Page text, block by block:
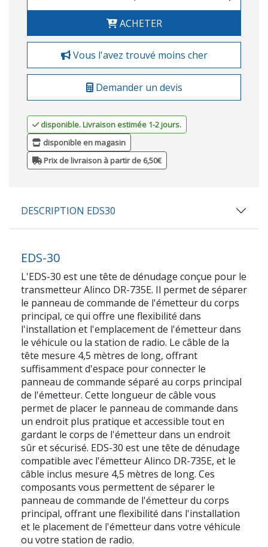
ACHETER
Vous l'avez trouvé moins cher
Demander un devis
disponible. Livraison estimée 1-2 jours.
disponible en magasin
Prix de livraison à partir de 6,50€
DESCRIPTION EDS30
EDS-30
L'EDS-30 est une tête de dénudage conçue pour le
transmetteur Alinco DR-735E. Il permet de séparer
le panneau de commande de l'émetteur du corps
principal, ce qui offre une flexibilité dans
l'installation et l'emplacement de l'émetteur dans
le véhicule ou la station de radio. Le câble de la
tête mesure 4,5 mètres de long, offrant
suffisamment d'espace pour connecter le
panneau de commande séparé au corps principal
de l'émetteur. Cette longueur de câble vous
permet de placer le panneau de commande dans
un endroit plus pratique et accessible tout en
gardant le corps de l'émetteur dans un endroit
sûr et sécurisé. EDS-30 est une tête de dénudage
compatible avec l'émetteur Alinco DR-735E, et le
câble inclus mesure 4,5 mètres de long. Ces
composants vous permettent de séparer le
panneau de commande de l'émetteur du corps
principal, offrant une flexibilité dans l'installation
et le placement de l'émetteur dans votre véhicule
ou votre station de radio.